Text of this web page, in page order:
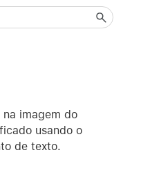
imagem do
usando o
de texto.